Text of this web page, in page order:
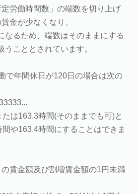
労働時間数」の端数を切り上げ
金が少なくなり、
なるため、端数はそのままにする
こととされています。
で年間休日が120日の場合は次の
は163.3時間(そのままでも可)と
や163.4時間にすることはできま
賃金額及び割増賃金額の1円未満